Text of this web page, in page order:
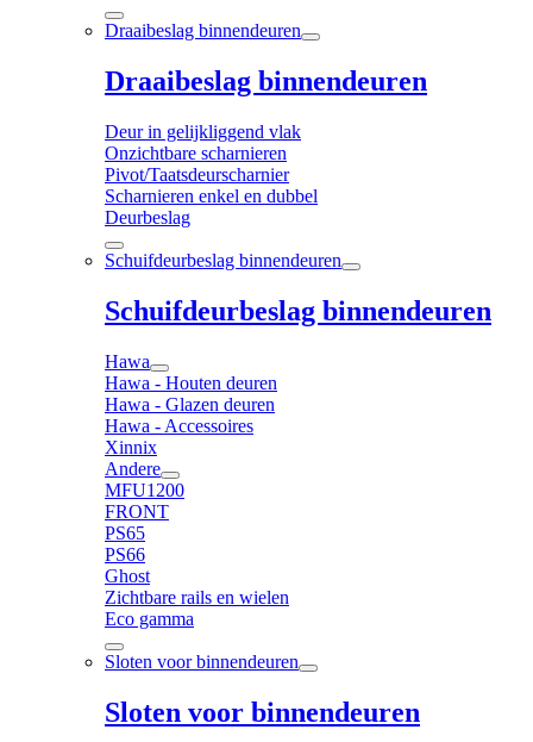
Draaibeslag binnendeuren
Draaibeslag binnendeuren
Deur in gelijkliggend vlak
Onzichtbare scharnieren
Pivot/Taatsdeurscharnier
Scharnieren enkel en dubbel
Deurbeslag
Schuifdeurbeslag binnendeuren
Schuifdeurbeslag binnendeuren
Hawa
Hawa - Houten deuren
Hawa - Glazen deuren
Hawa - Accessoires
Xinnix
Andere
MFU1200
FRONT
PS65
PS66
Ghost
Zichtbare rails en wielen
Eco gamma
Sloten voor binnendeuren
Sloten voor binnendeuren